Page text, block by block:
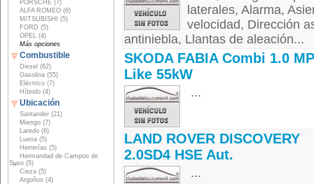
PORSCHE (7)
ALFA ROMEO (6)
MITSUBISHI (5)
FORD (5)
OPEL (4)
Más opciones
Combustible
Diesel (62)
Gasolina (55)
Eléctrico (7)
Híbrido (4)
Ubicación
Santander (21)
Miengo (7)
Laredo (6)
Luena (5)
Herrerías (5)
Hermandad de Campoo de
Suso (5)
Cieza (5)
Argoños (4)
laterales, Alarma,
velocidad, Dirección
antiniebla, Llantas de aleación...
SKODA FABIA Combi 1.0
Like 55kW
...
LAND ROVER DISCOVERY
2.0SD4 HSE Aut.
...